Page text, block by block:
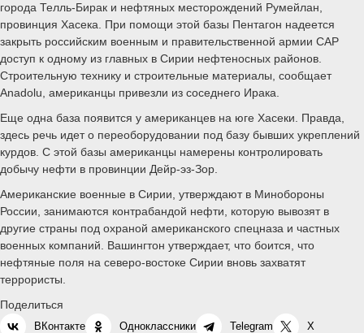
города Телль-Бирак и нефтяных месторождений Румейлан,
провинция Хасека. При помощи этой базы Пентагон надеется
закрыть российским военным и правительственной армии САР
доступ к одному из главных в Сирии нефтеносных районов.
Строительную технику и строительные материалы, сообщает
Anadolu, американцы привезли из соседнего Ирака.
Еще одна база появится у американцев на юге Хасеки. Правда,
здесь речь идет о переоборудовании под базу бывших укреплений
курдов. С этой базы американцы намерены контролировать
добычу нефти в провинции Дейр-эз-Зор.
Американские военные в Сирии, утверждают в Минобороны
России, занимаются контрабандой нефти, которую вывозят в
другие страны под охраной американского спецназа и частных
военных компаний. Вашингтон утверждает, что боится, что
нефтяные поля на северо-востоке Сирии вновь захватят
террористы.
Поделиться
ВКонтакте Одноклассники Telegram X